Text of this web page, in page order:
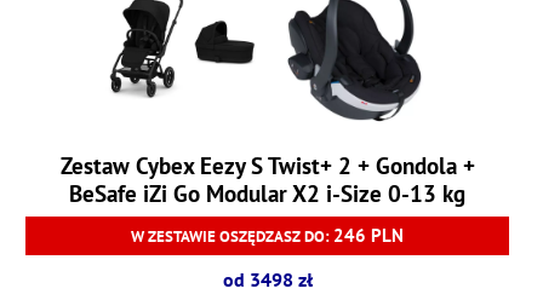
Zestaw Cybex Eezy S Twist+ 2 + Gondola +
BeSafe iZi Go Modular X2 i-Size 0-13 kg
W ZESTAWIE OSZĘDZASZ DO: 246 PLN
od 3498 zł